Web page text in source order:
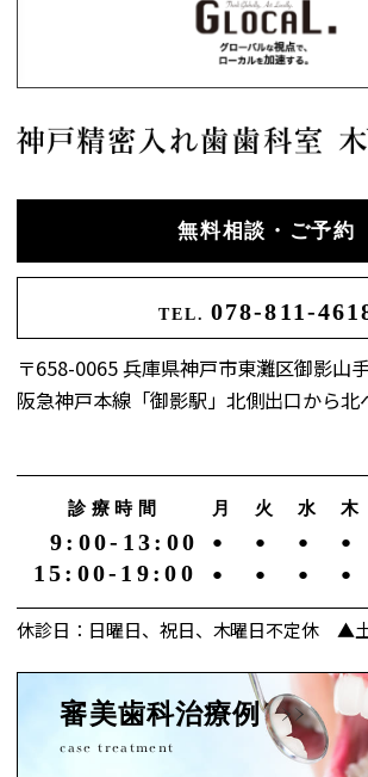
無料相談・ご予約
TEL. 078-811-
〒658-0065 兵庫県神戸市東灘区御影山
阪急神戸本線「御影駅」北側出口から北
審美歯科治療例
case treatment
診療時間 月 火 水 木
9:00-13:00 ● ● ● ●
15:00-19:00 ● ● ● ●
休診日：日曜日、祝日、木曜日不定休 ▲